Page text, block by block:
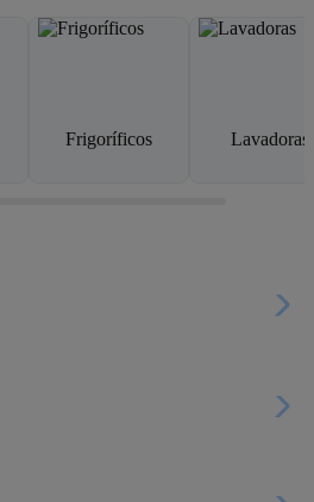
Frigoríficos Lavadoras